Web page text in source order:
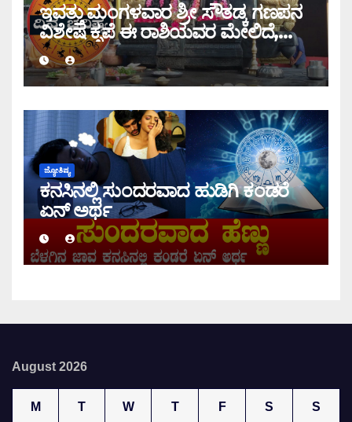
ಇವತ್ತು ಮಂಗಳವಾರ ಶ್ರೀ ಸೌತಡ್ಕ ಗಣಪನ
ವಿಶೇಷ ಕೃಪೆ ಈ ರಾಶಿಯವರ ಮೇಲಿದೆ,
ಇಂದಿನ ರಾಶಿ ಭವಿಷ್ಯ ತಿಳಿಯಿರಿ
ಜ್ಯೋತಿಷ್ಯ
ಕನಸಿನಲ್ಲಿ ಸುಂದರವಾದ ಹುಡಿಗಿ ಕಂಡರೆ
ಏನ್ ಅರ್ಥ
August 2026
M T W T F S S